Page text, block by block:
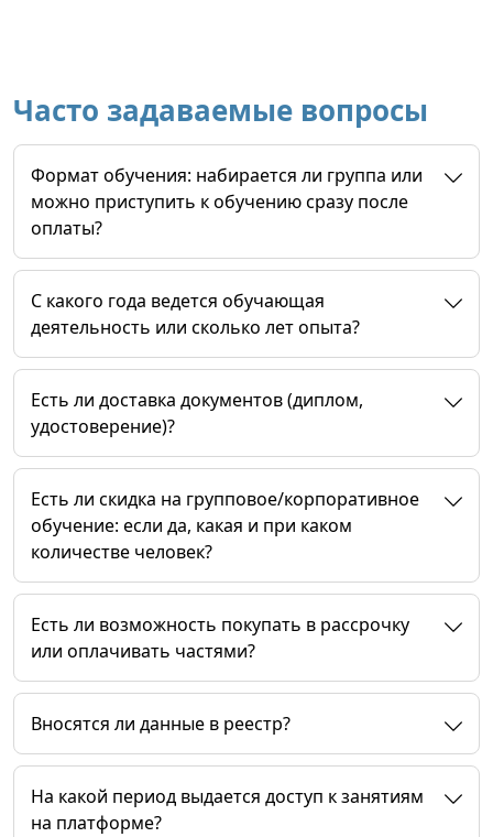
Часто задаваемые вопросы
Формат обучения: набирается ли группа или
можно приступить к обучению сразу после
оплаты?
C какого года ведется обучающая
деятельность или сколько лет опыта?
Есть ли доставка документов (диплом,
удостоверение)?
Есть ли скидка на групповое/корпоративное
обучение: если да, какая и при каком
количестве человек?
Есть ли возможность покупать в рассрочку
или оплачивать частями?
Вносятся ли данные в реестр?
На какой период выдается доступ к занятиям
на платформе?